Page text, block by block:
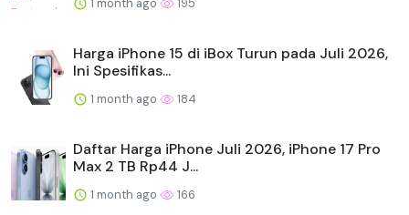
Harga iPhone 15 di iBox Turun pada Juli 2026,
Ini Spesifikas...
1 month ago 184
Daftar Harga iPhone Juli 2026, iPhone 17 Pro
Max 2 TB Rp44 J...
1 month ago 166